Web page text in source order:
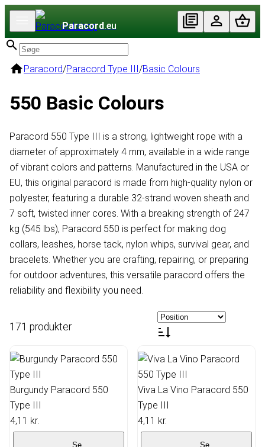
Paracord.eu
Paracord/Paracord Type III/Basic Colours
550 Basic Colours
Paracord 550 Type III is a strong, lightweight rope with a
diameter of approximately 4 mm, available in a wide range
of vibrant colors and patterns. Manufactured in the USA or
EU, this original paracord is made from high-quality nylon or
polyester, featuring a durable 32-strand woven sheath and
7 soft, twisted inner cores. With a breaking strength of 247
kg (545 lbs), Paracord 550 is perfect for making dog
collars, leashes, horse tack, nylon whips, survival gear, and
bracelets. Whether you are crafting, repairing, or preparing
for outdoor adventures, this versatile paracord offers the
reliability and flexibility you need.
171 produkter
Burgundy Paracord 550
Type III
4,11 kr.
Se
Viva La Vino Paracord 550
Type III
4,11 kr.
Se